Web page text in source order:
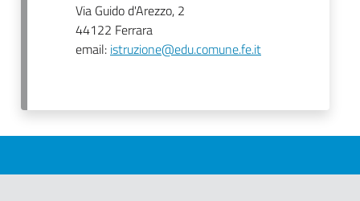
Via Guido d'Arezzo, 2
44122 Ferrara
email: istruzione@edu.comune.fe.it